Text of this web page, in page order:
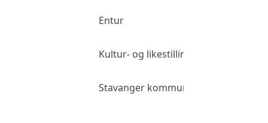
Entur
Kultur- og likestillingsdepartementet
Stavanger kommune